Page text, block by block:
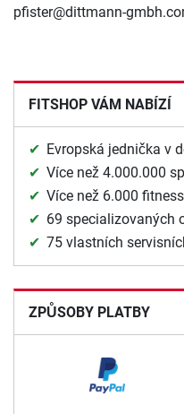
pfister@dittmann-
FITSHOP VÁM NABÍZÍ
Evropská jednička v
Více než 4.000.000
Více než 6.000
69 specializovaných
75 vlastních
ZPŮSOBY PLATBY